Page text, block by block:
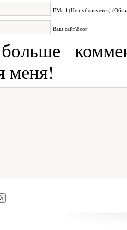
EMail (Не публикуется)
Ваш сайт\блог
меня!